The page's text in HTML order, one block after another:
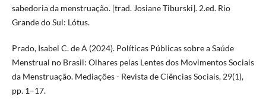
sabedoria da menstruação. [trad. Josiane Tiburski]. 2.ed. Rio
Grande do Sul: Lótus.
Prado, Isabel C. de A (2024). Políticas Públicas sobre a Saúde
Menstrual no Brasil: Olhares pelas Lentes dos Movimentos Sociais
da Menstruação. Mediações - Revista de Ciências Sociais, 29(1),
pp. 1–17.